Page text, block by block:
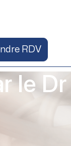
RDV
le